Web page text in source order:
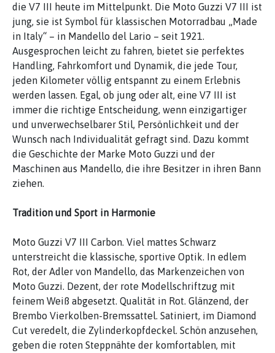
die V7 III heute im Mittelpunkt. Die Moto Guzzi V7 III ist
jung, sie ist Symbol für klassischen Motorradbau „Made
in Italy“ – in Mandello del Lario – seit 1921.
Ausgesprochen leicht zu fahren, bietet sie perfektes
Handling, Fahrkomfort und Dynamik, die jede Tour,
jeden Kilometer völlig entspannt zu einem Erlebnis
werden lassen. Egal, ob jung oder alt, eine V7 III ist
immer die richtige Entscheidung, wenn einzigartiger
und unverwechselbarer Stil, Persönlichkeit und der
Wunsch nach Individualität gefragt sind. Dazu kommt
die Geschichte der Marke Moto Guzzi und der
Maschinen aus Mandello, die ihre Besitzer in ihren Bann
ziehen.
Tradition und Sport in Harmonie
Moto Guzzi V7 III Carbon. Viel mattes Schwarz
unterstreicht die klassische, sportive Optik. In edlem
Rot, der Adler von Mandello, das Markenzeichen von
Moto Guzzi. Dezent, der rote Modellschriftzug mit
feinem Weiß abgesetzt. Qualität in Rot. Glänzend, der
Brembo Vierkolben-Bremssattel. Satiniert, im Diamond
Cut veredelt, die Zylinderkopfdeckel. Schön anzusehen,
geben die roten Steppnähte der komfortablen, mit